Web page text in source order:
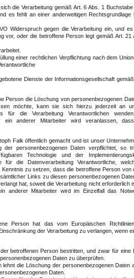
die Verarbeitung gemäß Art. 6 Abs. 1
es fehlt an einer anderweitigen Rechtsgrundlage
Widerspruch gegen die Verarbeitung ein, und es
vor, oder die betroffene Person legt gemäß Art. 21
einer rechtlichen Verpflichtung nach dem
Dienste der Informationsgesellschaft
Person die Löschung von personenbezogenen
möchte, kann sie sich hierzu jederzeit an
für die Verarbeitung Verantwortlichen
ein anderer Mitarbeiter wird veranlassen,
Falk öffentlich gemacht und ist unser
personenbezogenen Daten verpflichtet, so
Technologie und der
die Datenverarbeitung Verantwortliche,
zu setzen, dass die betroffene Person von
Links zu diesen personenbezogenen
hat, soweit die Verarbeitung nicht erforderlich
anderer Mitarbeiter wird im Einzelfall das
Person hat das vom Europäischen
der Verarbeitung zu verlangen, wenn
betroffenen Person bestritten, und zwar für eine
Daten zu überprüfen.
die Löschung der personenbezogenen Daten
Daten.